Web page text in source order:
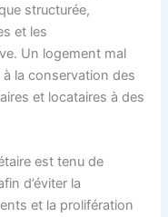
structurée,
et les
Un logement mal
la conservation des
et locataires à des
est tenu de
d’éviter la
et la prolifération